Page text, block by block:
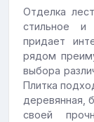
Отделка
стильное и
придает
рядом
выбора
Плитка
деревянная,
своей